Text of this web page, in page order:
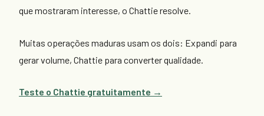
que mostraram interesse, o Chattie resolve.
Muitas operações maduras usam os dois: Expandi para
gerar volume, Chattie para converter qualidade.
Teste o Chattie gratuitamente →